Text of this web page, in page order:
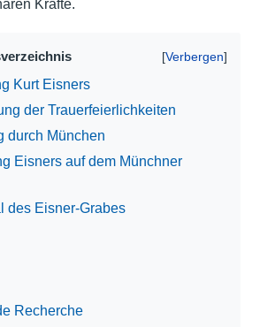
Kräfte.
Kurt Eisners
der Trauerfeierlichkeiten
durch München
Eisners auf dem Münchner
des Eisner-Grabes
Recherche